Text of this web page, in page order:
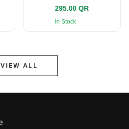
295.00 QR
In Stock
VIEW ALL